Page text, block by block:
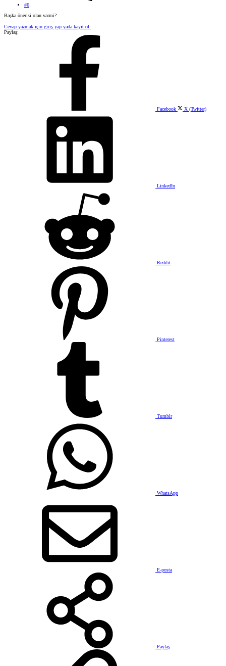
#6
Başka önerisi olan varmi?
Cevap yazmak için giriş yap yada kayıt ol.
Paylaş:
Facebook X (Twitter)
LinkedIn
Reddit
Pinterest
Tumblr
WhatsApp
E-posta
Paylaş